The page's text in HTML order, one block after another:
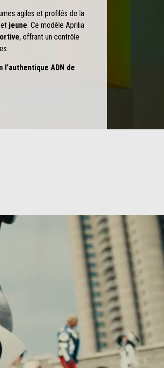
agiles et profilés de la
et jeune. Ce modèle Aprilia
, offrant un contrôle
l'authentique ADN de